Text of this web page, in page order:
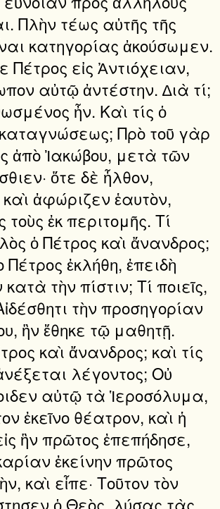
Πλὴν τέως αὐτῆς τῆς
κατηγορίας ἀκούσωμεν.
εἰς Ἀντιόχειαν,
αὐτῷ ἀντέστην. ∆ιὰ τί;
ἦν. Καὶ τίς ὁ
Πρὸ τοῦ γὰρ
ἀπὸ Ἰακώβου, μετὰ τῶν
ὅτε δὲ ἦλθον,
ἀφώριζεν ἑαυτὸν,
ἐκ περιτομῆς. Τί
ὁ Πέτρος καὶ ἄνανδρος;
Πέτρος ἐκλήθη, ἐπειδὴ
τὴν πίστιν; Τί ποιεῖς,
τὴν προσηγορίαν
ἣν ἔθηκε τῷ μαθητῇ.
καὶ ἄνανδρος; καὶ τίς
λέγοντος; Οὐ
αὐτῷ τὰ Ἱεροσόλυμα,
ἐκεῖνο θέατρον, καὶ ἡ
ἣν πρῶτος ἐπεπήδησε,
ἐκείνην πρῶτος
καὶ εἶπε· Τοῦτον τὸν
ὁ Θεὸς, λύσας τὰς